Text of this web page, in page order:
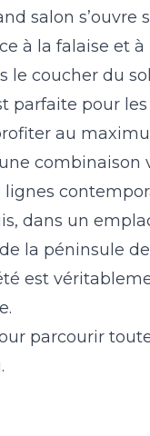
salon s’ouvre
à la falaise et à
le coucher du
parfaite pour
au
combinaison
dans un
la péninsule
est
parcourir